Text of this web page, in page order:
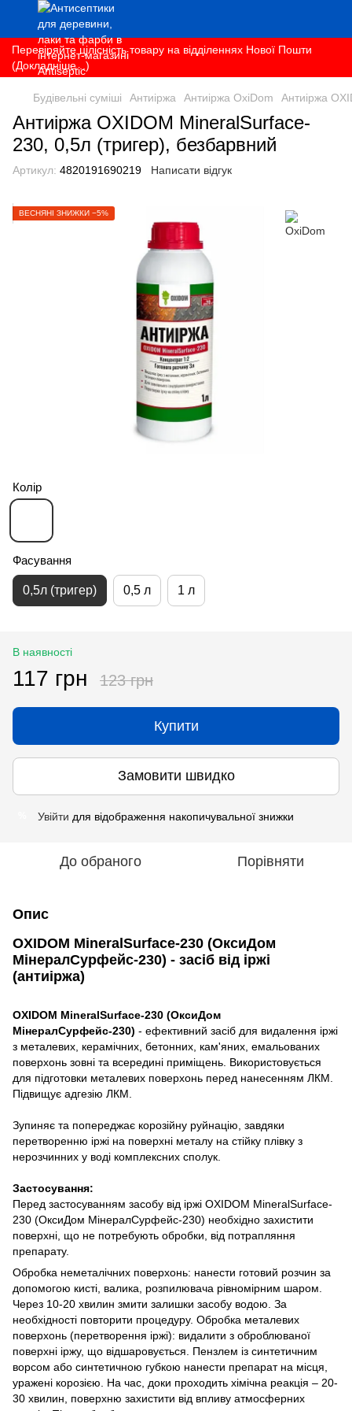
Перевіряйте цілісність товару на відділеннях Нової Пошти
(Докладніше...)
Будівельні суміші Антиіржа Антиіржа OxiDom Антиіржа
Антиіржа OXIDOM MineralSurface-
230, 0,5л (тригер), безбарвний
Артикул: 4820191690219 Написати відгук
ВЕСНЯНІ ЗНИЖКИ −5%
Колір
Фасування
0,5л (тригер) 0,5 л 1 л
В наявності
117 грн 123 грн
Купити
Замовити швидко
Увійти для відображення накопичувальної знижки
До обраного Порівняти
Опис
OXIDOM MineralSurface-230 (ОксиДом
МінералСурфейс-230) - засіб від іржі
(антиіржа)
OXIDOM MineralSurface-230 (ОксиДом
МінералСурфейс-230) - ефективний засіб для видалення іржі
з металевих, керамічних, бетонних, кам'яних, емальованих
поверхонь зовні та всередині приміщень. Використовується
для підготовки металевих поверхонь перед нанесенням ЛКМ.
Підвищує адгезію ЛКМ.
Зупиняє та попереджає корозійну руйнацію, завдяки
перетворенню іржі на поверхні металу на стійку плівку з
нерозчинних у воді комплексних сполук.
Застосування:
Перед застосуванням засобу від іржі OXIDOM MineralSurface-
230 (ОксиДом МінералСурфейс-230) необхідно захистити
поверхні, що не потребують обробки, від потрапляння
препарату.
Обробка неметалічних поверхонь: нанести готовий розчин за
допомогою кисті, валика, розпилювача рівномірним шаром.
Через 10-20 хвилин змити залишки засобу водою. За
необхідності повторити процедуру. Обробка металевих
поверхонь (перетворення іржі): видалити з оброблюваної
поверхні іржу, що відшаровується. Пензлем із синтетичним
ворсом або синтетичною губкою нанести препарат на місця,
уражені корозією. На час, доки проходить хімічна реакція – 20-
30 хвилин, поверхню захистити від впливу атмосферних